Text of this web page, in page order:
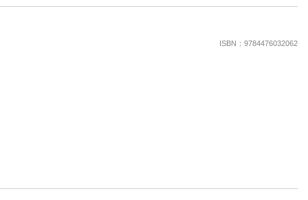
ISBN：9784476032062